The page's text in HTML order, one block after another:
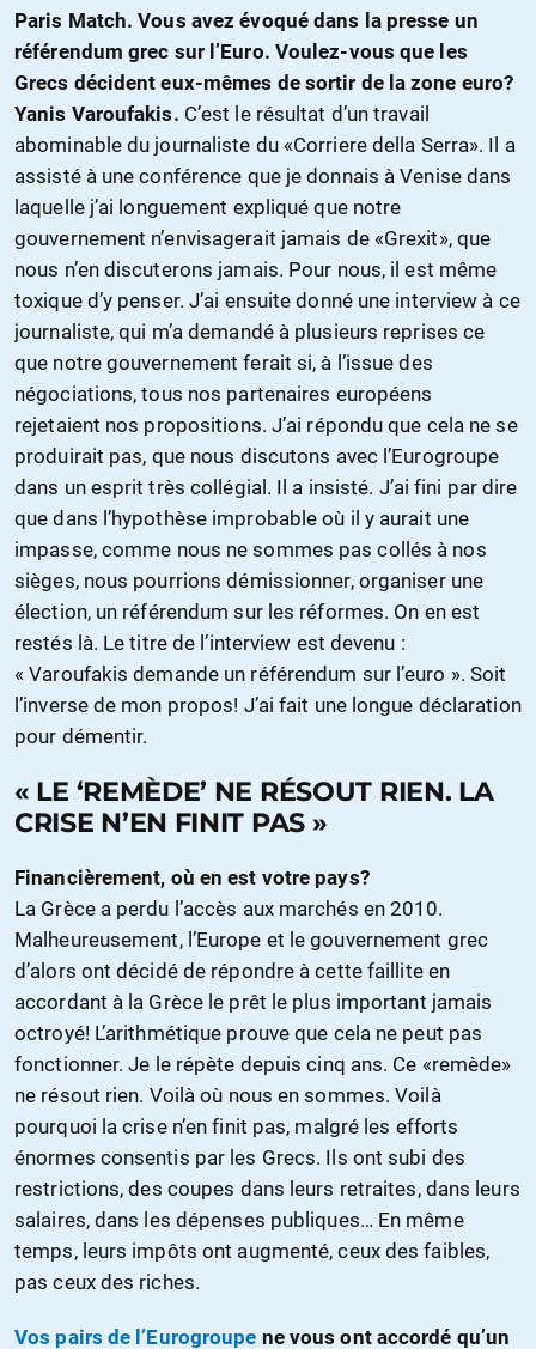
Paris Match. Vous avez évoqué dans la presse un
référendum grec sur l’Euro. Voulez-vous que les
Grecs décident eux-mêmes de sortir de la zone euro?
Yanis Varoufakis. C’est le résultat d’un travail
abominable du journaliste du «Corriere della Serra». Il a
assisté à une conférence que je donnais à Venise dans
laquelle j’ai longuement expliqué que notre
gouvernement n’envisagerait jamais de «Grexit», que
nous n’en discuterons jamais. Pour nous, il est même
toxique d’y penser. J’ai ensuite donné une interview à ce
journaliste, qui m’a demandé à plusieurs reprises ce
que notre gouvernement ferait si, à l’issue des
négociations, tous nos partenaires européens
rejetaient nos propositions. J’ai répondu que cela ne se
produirait pas, que nous discutons avec l’Eurogroupe
dans un esprit très collégial. Il a insisté. J’ai fini par dire
que dans l’hypothèse improbable où il y aurait une
impasse, comme nous ne sommes pas collés à nos
sièges, nous pourrions démissionner, organiser une
élection, un référendum sur les réformes. On en est
restés là. Le titre de l’interview est devenu :
« Varoufakis demande un référendum sur l’euro ». Soit
l’inverse de mon propos! J’ai fait une longue déclaration
pour démentir.
« LE ‘REMÈDE’ NE RÉSOUT RIEN. LA
CRISE N’EN FINIT PAS »
Financièrement, où en est votre pays?
La Grèce a perdu l’accès aux marchés en 2010.
Malheureusement, l’Europe et le gouvernement grec
d’alors ont décidé de répondre à cette faillite en
accordant à la Grèce le prêt le plus important jamais
octroyé! L’arithmétique prouve que cela ne peut pas
fonctionner. Je le répète depuis cinq ans. Ce «remède»
ne résout rien. Voilà où nous en sommes. Voilà
pourquoi la crise n’en finit pas, malgré les efforts
énormes consentis par les Grecs. Ils ont subi des
restrictions, des coupes dans leurs retraites, dans leurs
salaires, dans les dépenses publiques… En même
temps, leurs impôts ont augmenté, ceux des faibles,
pas ceux des riches.
Vos pairs de l’Eurogroupe ne vous ont accordé qu’un